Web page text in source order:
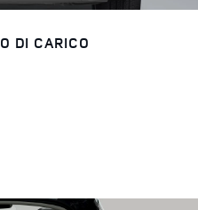
DI CARICO